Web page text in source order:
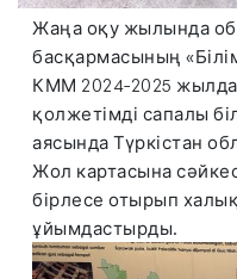
Жаңа оқу жылында
басқармасының
КММ 2024-2025
қолжетімді сапалы
аясында Түркістан
Жол картасына
бірлесе отырып
ұйымдастырды.